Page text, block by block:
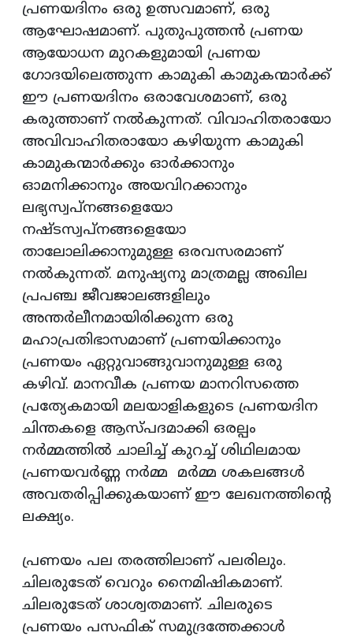
പ്രണയദിനം ഒരു ഉത്സവമാണ്, ഒരു
ആഘോഷമാണ്. പുതുപുത്തന്‍ പ്രണയ
ആയോധന മുറകളുമായി പ്രണയ
ഗോദയിലെത്തുന്ന കാമുകി കാമുകന്മാര്‍ക്ക്
ഈ പ്രണയദിനം ഒരാവേശമാണ്, ഒരു
കരുത്താണ് നല്‍കുന്നത്. വിവാഹിതരായോ
അവിവാഹിതരായോ കഴിയുന്ന കാമുകി
കാമുകന്മാര്‍ക്കും ഓര്‍ക്കാനും
ഓമനിക്കാനും അയവിറക്കാനും
ലഭ്യസ്വപ്നങ്ങളെയോ
നഷ്ടസ്വപ്നങ്ങളെയോ
താലോലിക്കാനുമുള്ള ഒരവസരമാണ്
നല്‍കുന്നത്. മനുഷ്യനു മാത്രമല്ല അഖില
പ്രപഞ്ച ജീവജാലങ്ങളിലും
അന്തര്‍ലീനമായിരിക്കുന്ന ഒരു
മഹാപ്രതിഭാസമാണ് പ്രണയിക്കാനും
പ്രണയം ഏറ്റുവാങ്ങുവാനുമുള്ള ഒരു
കഴിവ്. മാനവീക പ്രണയ മാനറിസത്തെ
പ്രത്യേകമായി മലയാളികളുടെ പ്രണയദിന
ചിന്തകളെ ആസ്പദമാക്കി ഒരല്പം
നര്‍മ്മത്തില്‍ ചാലിച്ച് കുറച്ച് ശിഥിലമായ
പ്രണയവര്‍ണ്ണ നര്‍മ്മ മര്‍മ്മ ശകലങ്ങള്‍
അവതരിപ്പിക്കുകയാണ് ഈ ലേഖനത്തിന്റെ
ലക്ഷ്യം.
പ്രണയം പല തരത്തിലാണ് പലരിലും.
ചിലരുടേത് വെറും നൈമിഷികമാണ്.
ചിലരുടേത് ശാശ്വതമാണ്. ചിലരുടെ
പ്രണയം പസഫിക് സമുദ്രത്തേക്കാള്‍